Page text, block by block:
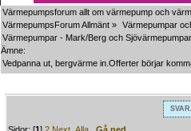
Värmepumpsforum allt om värmepump och
VärmepumpsForum Allmänt » Värmepumpar
Värmepumpar - Mark/Berg och Sjövärmepumpar.
Ämne:
Vedpanna ut, bergvärme in.Offerter börjar